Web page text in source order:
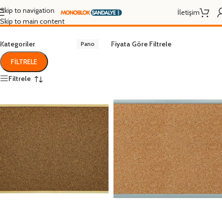
Skip to navigation
Skip to main content
İletişim
Pano
Kategoriler Pano Fiyata Göre Filtrele
FILTRELE
Filtrele